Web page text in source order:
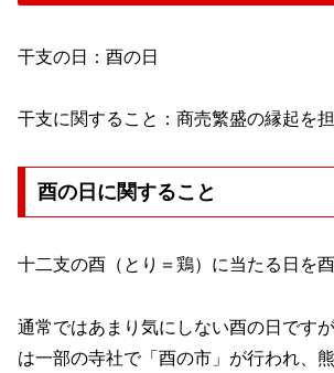
干支の日：酉の日
干支に関すること：商売繁盛の縁起を
酉の日に関すること
十二支の酉（とり＝鶏）に当たる日を
通常ではあまり気にしない酉の日です
は一部の寺社で「酉の市」が行われ、